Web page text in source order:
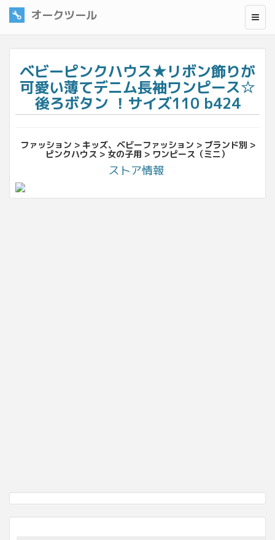
オークツール
ベビーピンクハウス★リボン飾りが
可愛い薄てデニム長袖ワンピース☆
後ろボタン ！サイズ110 b424
ファッション > キッズ、ベビーファッション > ブランド別 >
ピンクハウス > 女の子用 > ワンピース（ミニ）
ストア情報